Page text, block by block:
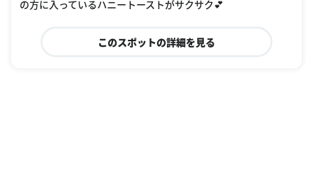
の方に入っているハニートーストがサクサク💕
このスポットの詳細を見る